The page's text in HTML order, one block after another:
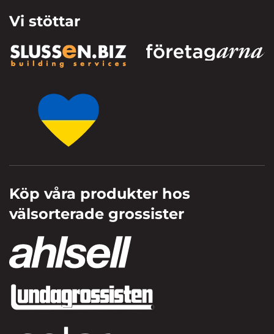
Vi stöttar
Köp våra produkter hos
välsorterade grossister